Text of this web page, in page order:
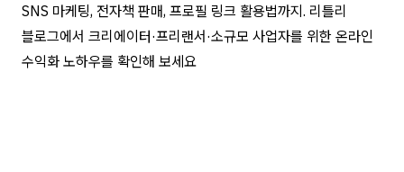
SNS 마케팅, 전자책 판매, 프로필 링크 활용법까지. 리틀리
블로그에서 크리에이터·프리랜서·소규모 사업자를 위한 온라인
수익화 노하우를 확인해 보세요